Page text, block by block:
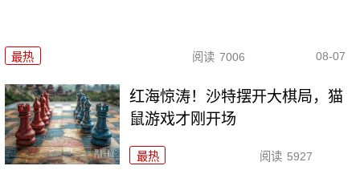
最热 阅读 7006 08-07
红海惊涛！沙特摆开大棋局，猫
鼠游戏才刚开场
最热 阅读 5927